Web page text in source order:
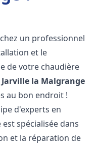
un professionnel
et le
de votre chaudière
Jarville la Malgrange
au bon endroit !
d'experts en
spécialisée dans
et la réparation de